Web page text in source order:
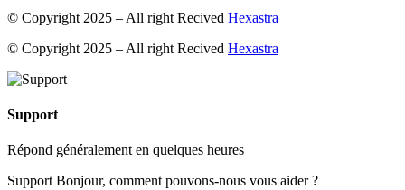
© Copyright 2025 – All right Recived Hexastra
© Copyright 2025 – All right Recived Hexastra
Support
Répond généralement en quelques heures
SupportBonjour, comment pouvons-nous vous aider ?